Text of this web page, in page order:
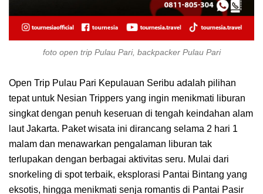
foto open trip Pulau Pari, backpacker Pulau Pari
Open Trip Pulau Pari Kepulauan Seribu adalah pilihan
tepat untuk Nesian Trippers yang ingin menikmati liburan
singkat dengan penuh keseruan di tengah keindahan alam
laut Jakarta. Paket wisata ini dirancang selama 2 hari 1
malam dan menawarkan pengalaman liburan tak
terlupakan dengan berbagai aktivitas seru. Mulai dari
snorkeling di spot terbaik, eksplorasi Pantai Bintang yang
eksotis, hingga menikmati senja romantis di Pantai Pasir